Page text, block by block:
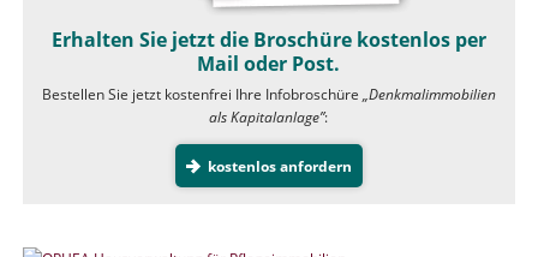
Erhalten Sie jetzt die Broschüre kostenlos per
Mail oder Post.
Bestellen Sie jetzt kostenfrei Ihre Infobroschüre „Denkmalimmobilien
als Kapitalanlage”:
kostenlos anfordern